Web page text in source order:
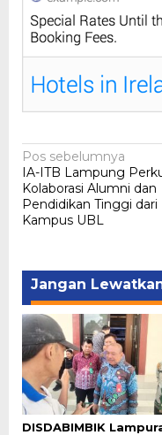
Navigasi
pos
Pos sebelumnya
IA-ITB Lampung
Kolaborasi Alumni dan
Pendidikan Tinggi dari
Kampus UBL
Jangan
DISDABIMBIK